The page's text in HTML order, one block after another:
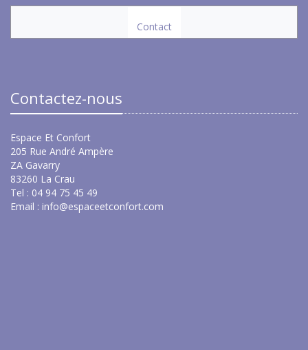
Contact
Contactez-nous
Espace Et Confort
205 Rue André Ampère
ZA Gavarry
83260 La Crau
Tel : 04 94 75 45 49
Email : info@espaceetconfort.com